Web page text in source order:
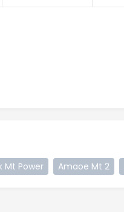
Mt Power Amaoe Mt 2